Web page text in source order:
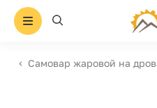
Самовар жаровой на